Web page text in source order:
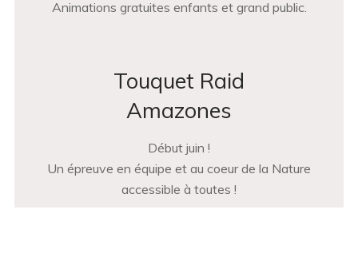
Animations gratuites enfants et grand public.
Touquet Raid
Amazones
Début juin !
Un épreuve en équipe et au coeur de la Nature
accessible à toutes !